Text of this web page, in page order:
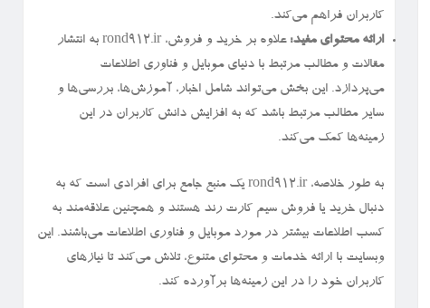
کاربران فراهم می‌کند.
ارائه محتوای مفید:
علاوه بر خرید و فروش، rond912.ir به انتشار
مقالات و مطالب مرتبط با دنیای موبایل و فناوری اطلاعات
می‌پردازد. این بخش می‌تواند شامل اخبار، آموزش‌ها، بررسی‌ها و
سایر مطالب مرتبط باشد که به افزایش دانش کاربران در این
زمینه‌ها کمک می‌کند.
به طور خلاصه، rond912.ir یک منبع جامع برای افرادی است که به
دنبال خرید یا فروش سیم کارت رند هستند و همچنین علاقه‌مند به
کسب اطلاعات بیشتر در مورد موبایل و فناوری اطلاعات می‌باشند. این
وبسایت با ارائه خدمات و محتوای متنوع، تلاش می‌کند تا نیازهای
کاربران خود را در این زمینه‌ها برآورده کند.